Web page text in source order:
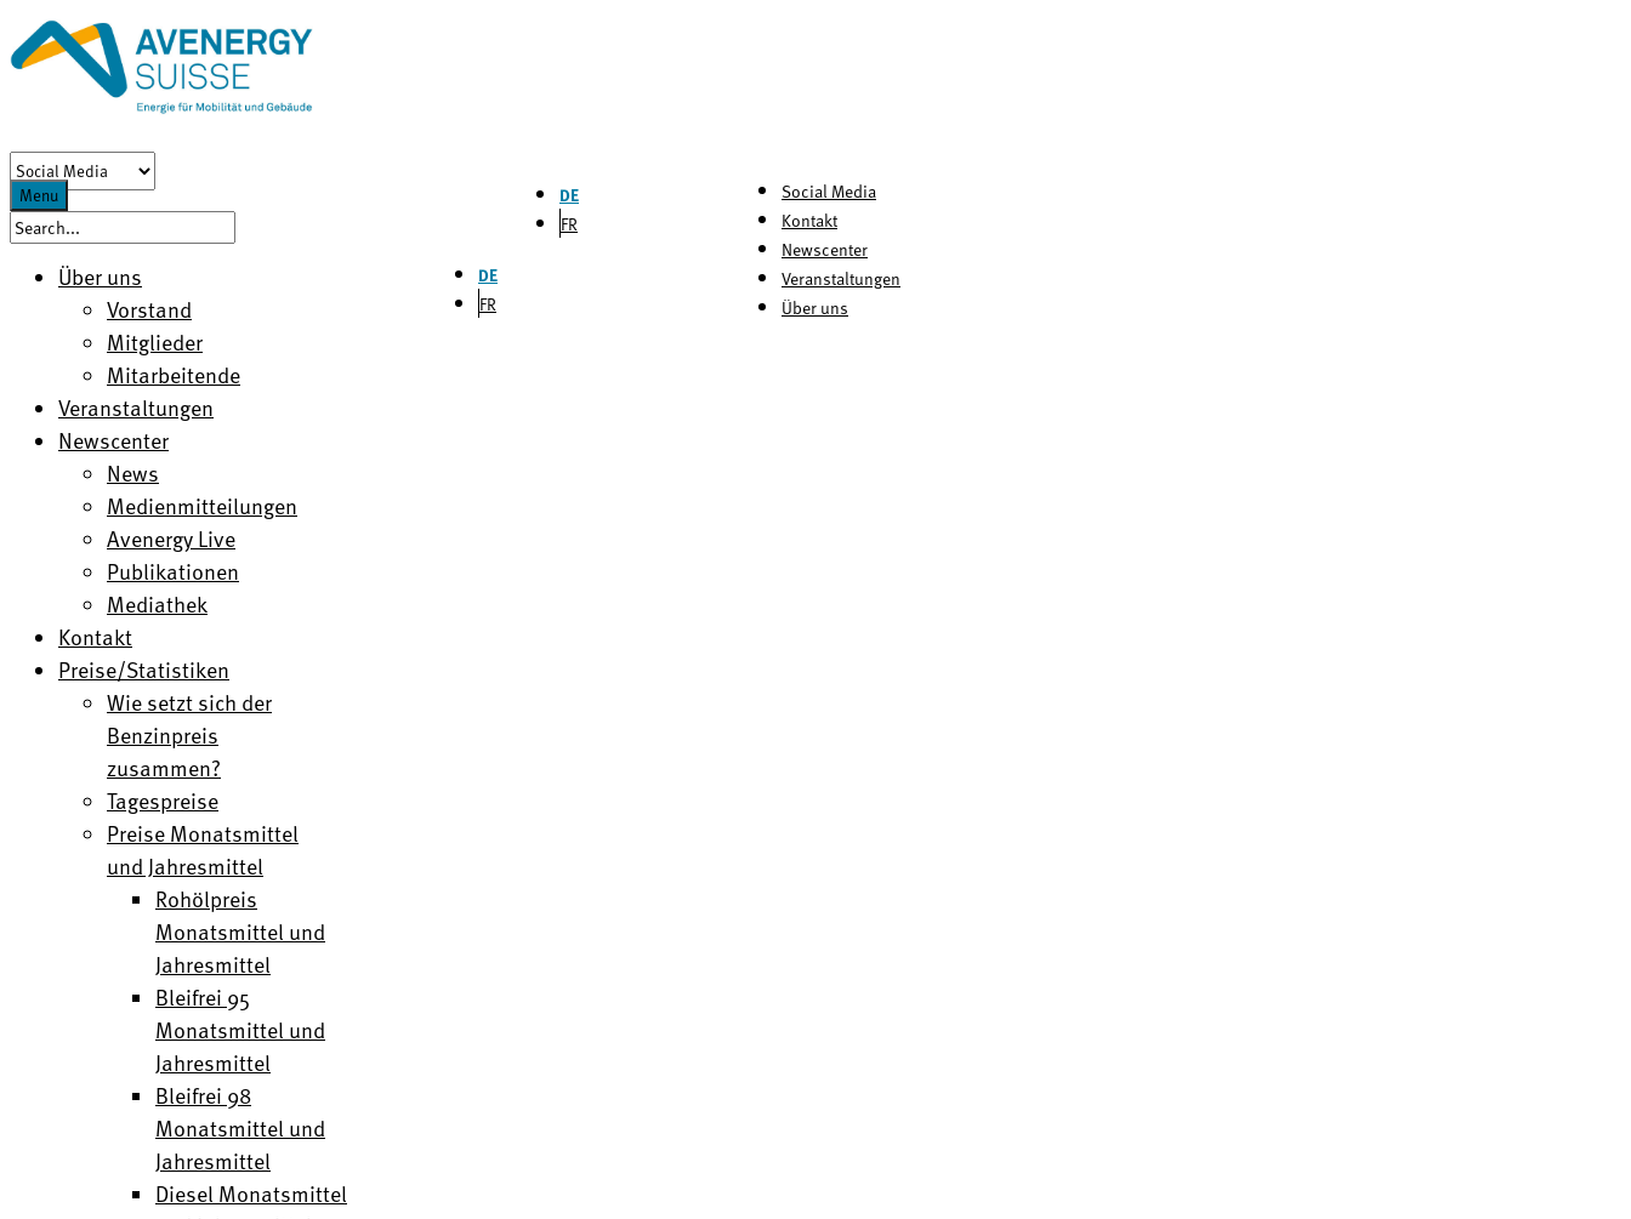
Social Media
Kontakt
Newscenter
Veranstaltungen
Über uns
DE
FR
Menu
DE
FR
Über uns
Vorstand
Mitglieder
Mitarbeitende
Veranstaltungen
Newscenter
News
Medienmitteilungen
Avenergy Live
Publikationen
Mediathek
Kontakt
Preise/Statistiken
Wie setzt sich der
Benzinpreis
zusammen?
Tagespreise
Preise Monatsmittel
und Jahresmittel
Rohölpreis
Monatsmittel und
Jahresmittel
Bleifrei 95
Monatsmittel und
Jahresmittel
Bleifrei 98
Monatsmittel und
Jahresmittel
Diesel Monatsmittel